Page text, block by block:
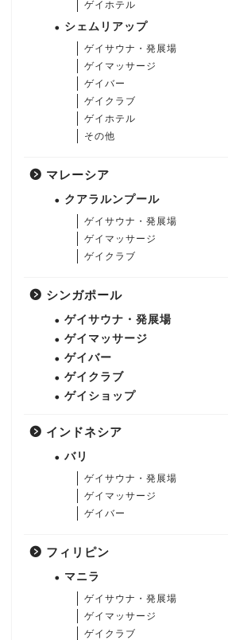
ゲイホテル
シェムリアップ
ゲイサウナ・発展場
ゲイマッサージ
ゲイバー
ゲイクラブ
ゲイホテル
その他
マレーシア
クアラルンプール
ゲイサウナ・発展場
ゲイマッサージ
ゲイクラブ
シンガポール
ゲイサウナ・発展場
ゲイマッサージ
ゲイバー
ゲイクラブ
ゲイショップ
インドネシア
バリ
ゲイサウナ・発展場
ゲイマッサージ
ゲイバー
フィリピン
マニラ
ゲイサウナ・発展場
ゲイマッサージ
ゲイクラブ